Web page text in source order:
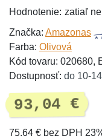
Hodnotenie: zatiaľ
Značka: Amazonas
Farba: Olivová
Kód tovaru: 020680,
Dostupnosť: do 10-
93,04 €
75,64 € bez DPH